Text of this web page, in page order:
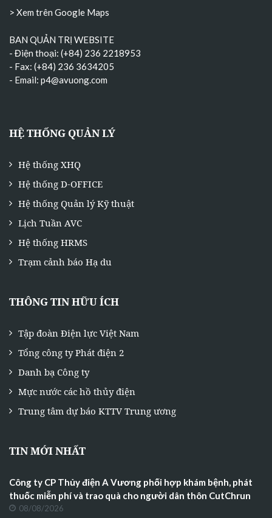
> Xem trên Google Maps
BAN QUẢN TRỊ WEBSITE
- Điện thoại: (+84) 236 2218953
- Fax: (+84) 236 3634205
- Email: p4@avuong.com
HỆ THỐNG QUẢN LÝ
Hệ thống XHQ
Hệ thống D-OFFICE
Hệ thống Quản lý Kỹ thuật
Lịch Tuần AVC
Hệ thống HRMS
Trạm cảnh báo Hạ du
THÔNG TIN HỮU ÍCH
Tập đoàn Điện lực Việt Nam
Tổng công ty Phát điện 2
Danh bạ Công ty
Mực nước các hồ thủy điện
Trung tâm dự báo KTTV Trung ương
TIN MỚI NHẤT
Công ty CP Thủy điện A Vương phối hợp khám bệnh, phát
thuốc miễn phí và trao quà cho người dân thôn CutChrun
08/08/2026